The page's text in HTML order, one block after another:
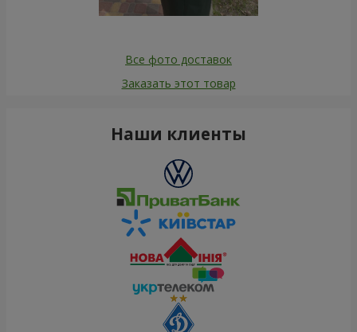
Все фото доставок
Заказать этот товар
Наши клиенты